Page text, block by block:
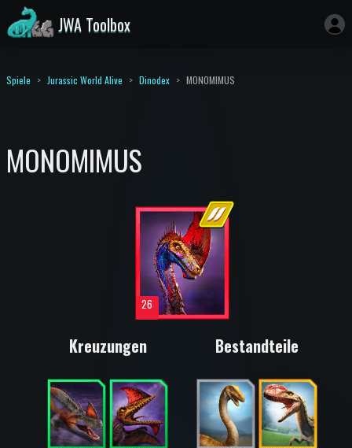
JWA Toolbox
Spiele Jurassic World Alive Dinodex MONOMIMUS
MONOMIMUS
26
Kreuzungen Bestandteile